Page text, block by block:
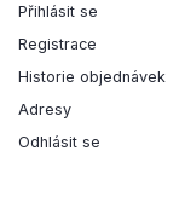
Přihlásit se
Registrace
Historie objednávek
Adresy
Odhlásit se